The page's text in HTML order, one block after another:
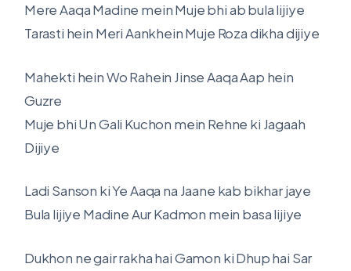
Mere Aaqa Madine mein Muje bhi ab bula lijiye
Tarasti hein Meri Aankhein Muje Roza dikha dijiye
Mahekti hein Wo Rahein Jinse Aaqa Aap hein
Guzre
Muje bhi Un Gali Kuchon mein Rehne ki Jagaah
Dijiye
Ladi Sanson ki Ye Aaqa na Jaane kab bikhar jaye
Bula lijiye Madine Aur Kadmon mein basa lijiye
Dukhon ne gair rakha hai Gamon ki Dhup hai Sar